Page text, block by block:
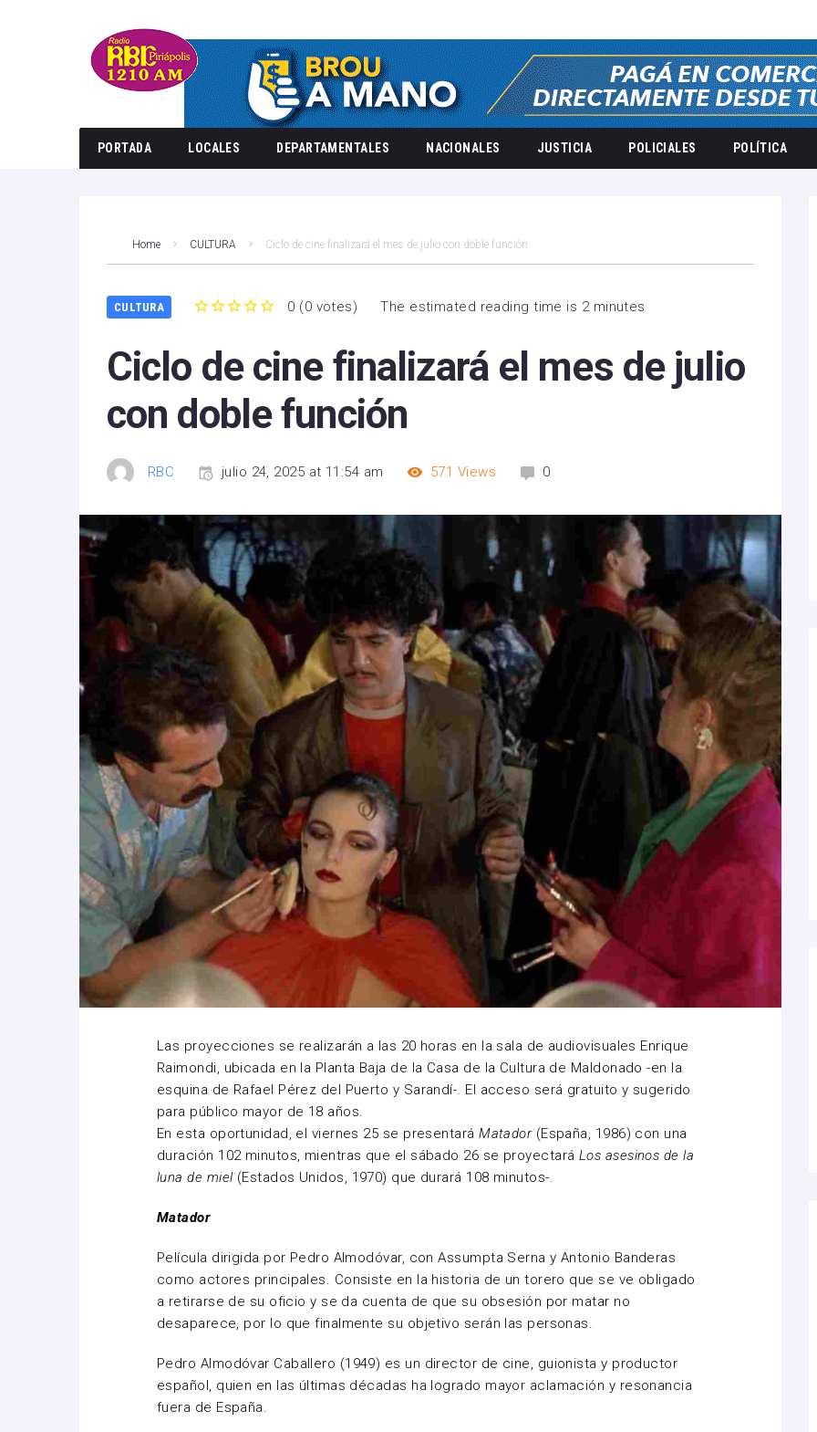
PORTADA LOCALES DEPARTAMENTALES NACIONALES JUSTICIA POLICIALES POLÍTICA
Home CULTURA Ciclo de cine finalizará el mes de julio con doble función
CULTURA 0 (0 votes) The estimated reading time is 2 minutes
Ciclo de cine finalizará el mes de julio
con doble función
RBC julio 24, 2025 at 11:54 am 571 Views 0
Las proyecciones se realizarán a las 20 horas en la sala de audiovisuales Enrique
Raimondi, ubicada en la Planta Baja de la Casa de la Cultura de Maldonado -en la
esquina de Rafael Pérez del Puerto y Sarandí-. El acceso será gratuito y sugerido
para público mayor de 18 años.
En esta oportunidad, el viernes 25 se presentaráMatador(España, 1986) con una
duración 102 minutos, mientras que el sábado 26 se proyectará Los asesinos de la
luna de miel (Estados Unidos, 1970) que durará 108 minutos-.
Matador
Película dirigida por Pedro Almodóvar, con Assumpta Serna y Antonio Banderas
como actores principales. Consiste en la historia de un torero que se ve obligado
a retirarse de su oficio y se da cuenta de que su obsesión por matar no
desaparece, por lo que finalmente su objetivo serán las personas.
Pedro Almodóvar Caballero (1949) es un director de cine, guionista y productor
español, quien en las últimas décadas ha logrado mayor aclamación y resonancia
fuera de España.